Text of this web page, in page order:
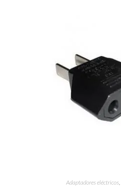
Adaptadores eléctricos